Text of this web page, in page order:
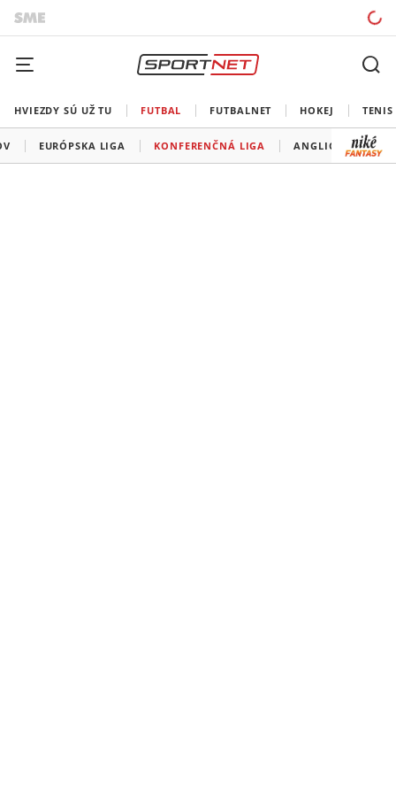
HVIEZDY SÚ UŽ TU FUTBAL FUTBALNET HOKEJ TENIS
EURÓPSKA LIGA KONFERENČNÁ LIGA ANGLICKO